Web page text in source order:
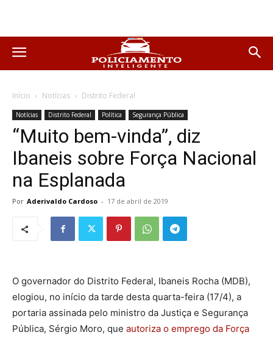
Início Notícias Distrito Federal
Notícias Distrito Federal Política Segurança Pública
“Muito bem-vinda”, diz
Ibaneis sobre Força Nacional
na Esplanada
Por Aderivaldo Cardoso - 17 de abril de 2019
O governador do Distrito Federal, Ibaneis Rocha (MDB),
elogiou, no início da tarde desta quarta-feira (17/4), a
portaria assinada pelo ministro da Justiça e Segurança
Pública, Sérgio Moro, que autoriza o emprego da Força